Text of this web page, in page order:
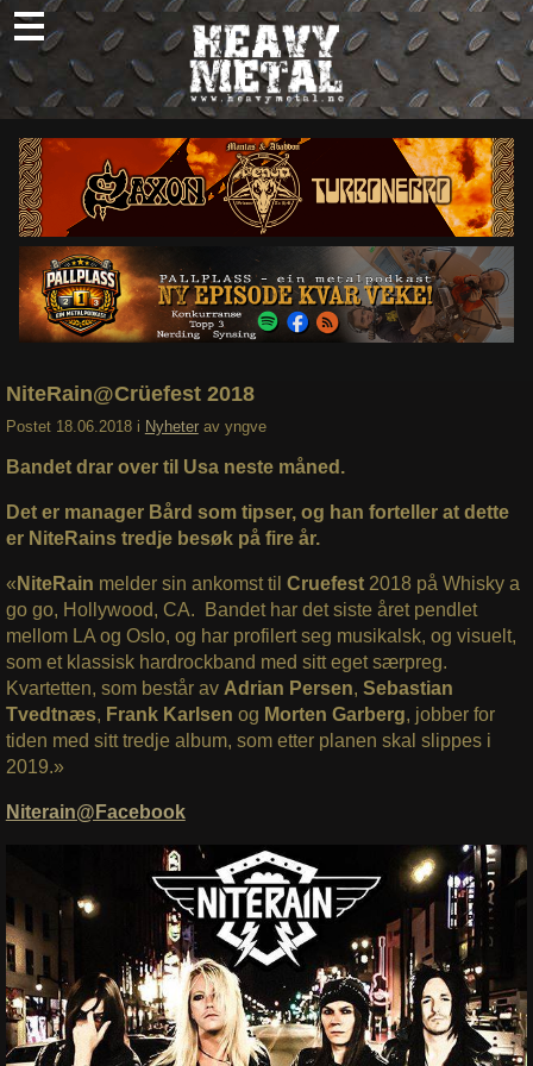
Skip
to
content
Nyheter
Omtaler
Intervjuer
Om oss
Abonner
Søk
NiteRain@Crüefest 2018
Postet 18.06.2018 i Nyheter av yngve
Bandet drar over til Usa neste måned.
Det er manager Bård som tipser, og han forteller at dette
er NiteRains tredje besøk på fire år.
« NiteRain melder sin ankomst til Cruefest 2018 på Whisky a
go go, Hollywood, CA. Bandet har det siste året pendlet
mellom LA og Oslo, og har profilert seg musikalsk, og visuelt,
som et klassisk hardrockband med sitt eget særpreg.
Kvartetten, som består av Adrian Persen, Sebastian
Tvedtnæs, Frank Karlsen og Morten Garberg, jobber for
tiden med sitt tredje album, som etter planen skal slippes i
2019.»
Niterain@Facebook